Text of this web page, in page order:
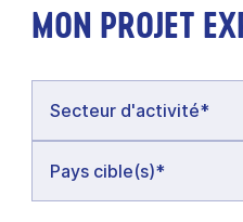
MON PROJET